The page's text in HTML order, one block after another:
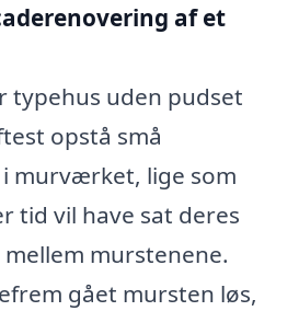
af et
typehus uden pudset
opstå små
murværket, lige som
tid vil have sat deres
murstenene.
gået mursten løs,